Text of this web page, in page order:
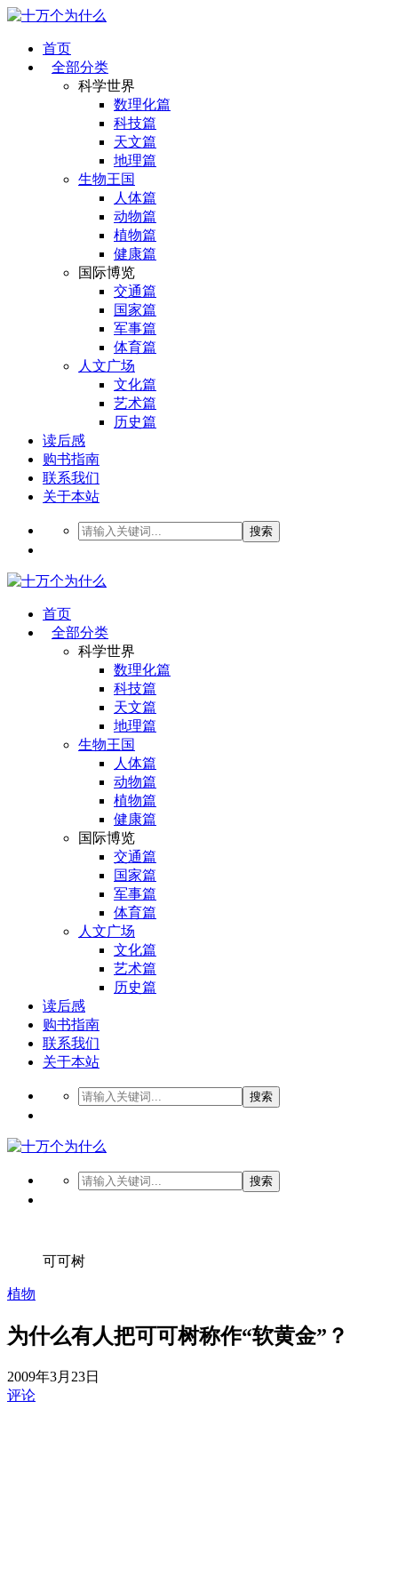
首页
全部分类
科学世界
数理化篇
科技篇
天文篇
地理篇
生物王国
人体篇
动物篇
植物篇
健康篇
国际博览
交通篇
国家篇
军事篇
体育篇
人文广场
文化篇
艺术篇
历史篇
读后感
购书指南
联系我们
关于本站
搜索
首页
全部分类
科学世界
数理化篇
科技篇
天文篇
地理篇
生物王国
人体篇
动物篇
植物篇
健康篇
国际博览
交通篇
国家篇
军事篇
体育篇
人文广场
文化篇
艺术篇
历史篇
读后感
购书指南
联系我们
关于本站
搜索
搜索
可可树
植物
为什么有人把可可树称作“软黄金”？
2009年3月23日
评论